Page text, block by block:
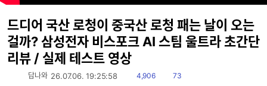
드디어 국산 로청이 중국산 로청 패는 날이 오는
걸까? 삼성전자 비스포크 AI 스팀 울트라 초간단
리뷰 / 실제 테스트 영상
답나와 26.07.06. 19:25:58
읽
4,906
댓
73